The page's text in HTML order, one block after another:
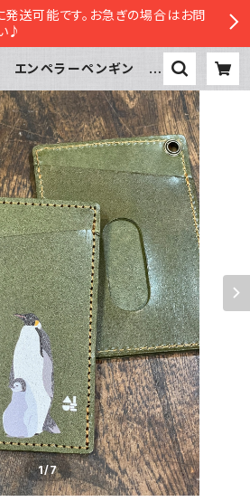
送可能です。お急ぎの場合はお問
♪
エンペラーペンギン 親
栃木レザー | sasatt
ささってストア
1/7